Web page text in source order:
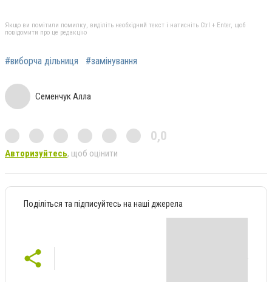
Якщо ви помітили помилку, виділіть необхідний текст і натисніть Ctrl + Enter, щоб
повідомити про це редакцію
#виборча дільниця #замінування
Семенчук Алла
0,0
Авторизуйтесь, щоб оцінити
Поділіться та підписуйтесь на наші джерела